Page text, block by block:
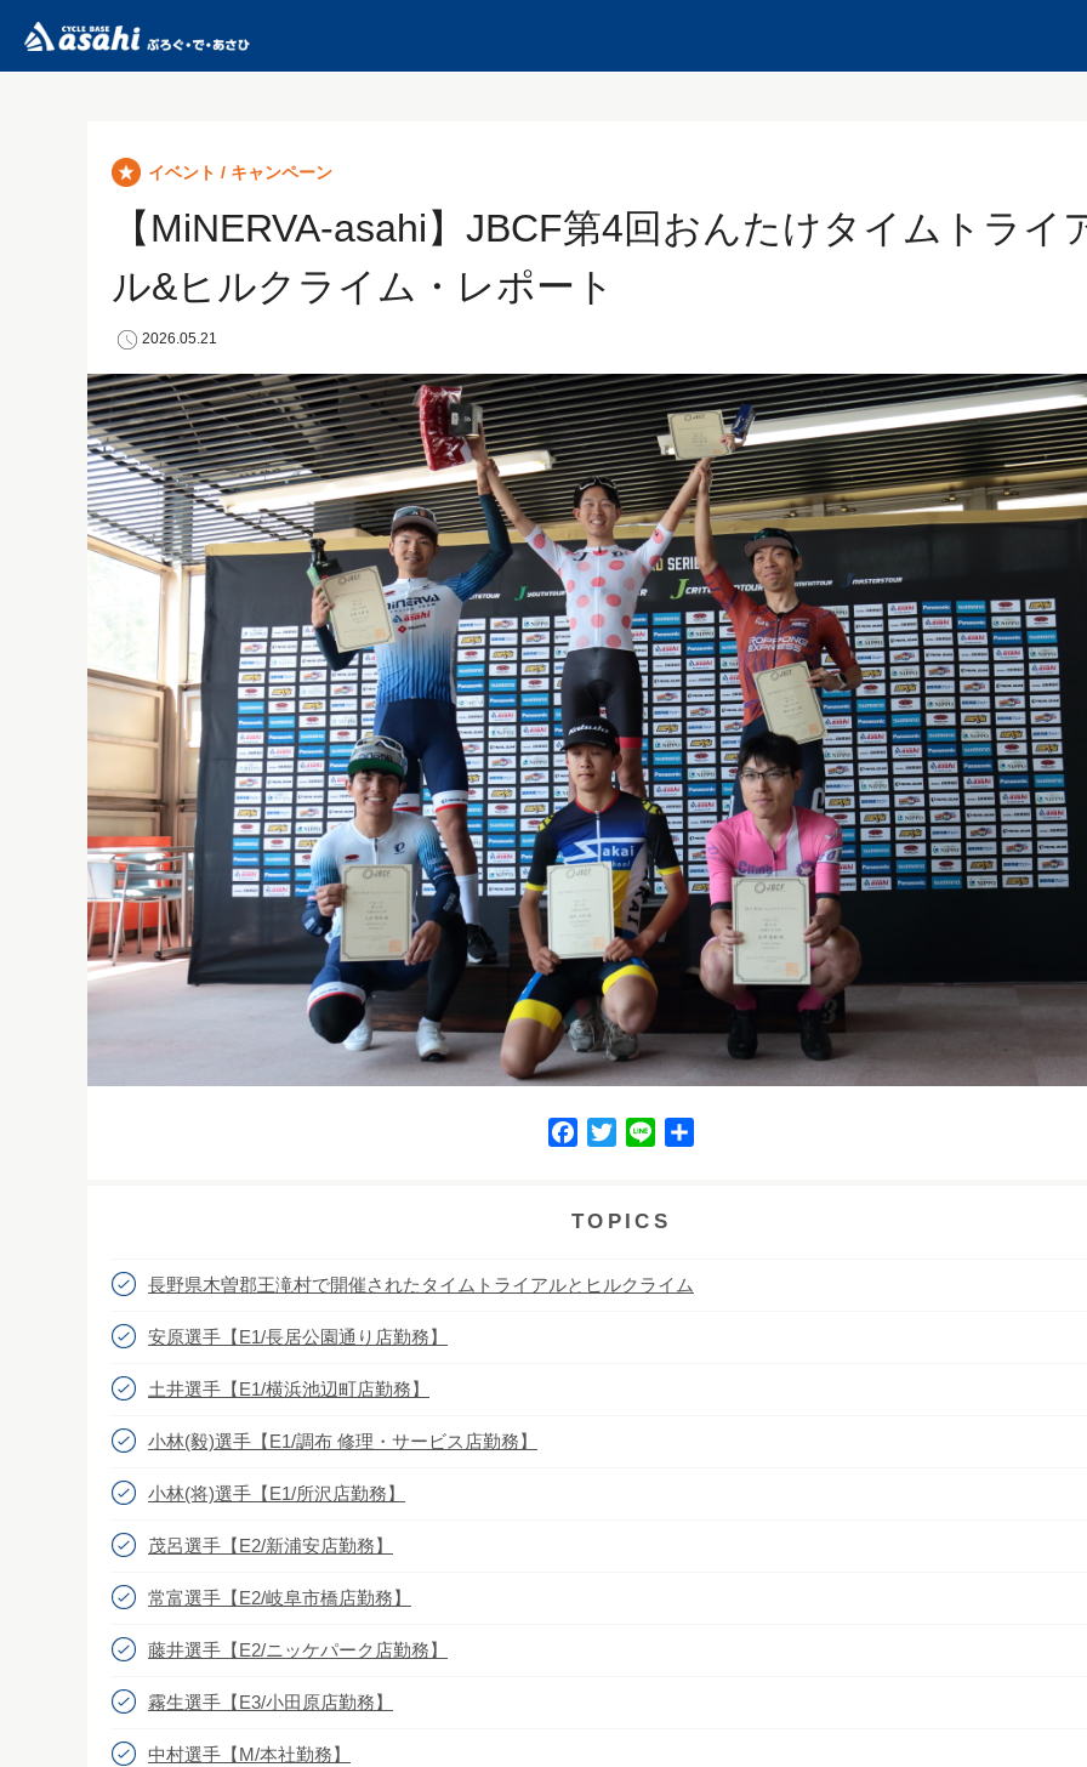
イベント / キャンペーン
【MiNERVA-asahi】JBCF第4回おんたけタイムトライ
ル&ヒルクライム・レポート
2026.05.21
e
o
t
e
e
TOPICS
長野県木曽郡王滝村で開催されたタイムトライアルとヒルクライム
安原選手【E1/長居公園通り店勤務】
土井選手【E1/横浜池辺町店勤務】
小林(毅)選手【E1/調布 修理・サービス店勤務】
小林(将)選手【E1/所沢店勤務】
茂呂選手【E2/新浦安店勤務】
常富選手【E2/岐阜市橋店勤務】
藤井選手【E2/ニッケパーク店勤務】
霧生選手【E3/小田原店勤務】
中村選手【M/本社勤務】